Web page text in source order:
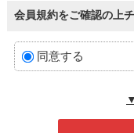
会員規約をご確認の上
同意する